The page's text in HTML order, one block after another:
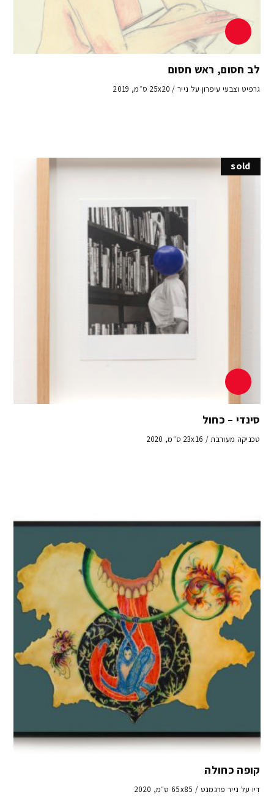
לב חסום, ראש חסום
גרפיט וצבעי עיפרון על נייר / 25x20 ס״מ, 2019
sold
סינדי – כחול
טכניקה מעורבת / 23x16 ס״מ, 2020
קופה כחולה
דיו על נייר פרגמנט / 65x85 ס״מ, 2020